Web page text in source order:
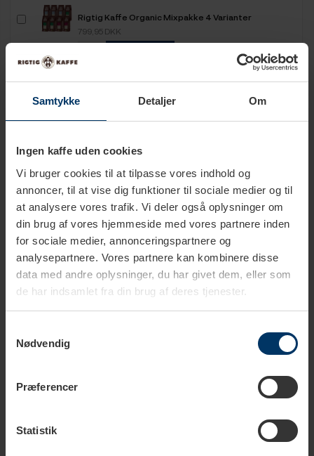
Samtykke Detaljer Om
Ingen kaffe uden cookies
Vi bruger cookies til at tilpasse vores indhold og
annoncer, til at vise dig funktioner til sociale medier og til
at analysere vores trafik. Vi deler også oplysninger om
din brug af vores hjemmeside med vores partnere inden
for sociale medier, annonceringspartnere og
analysepartnere. Vores partnere kan kombinere disse
data med andre oplysninger, du har givet dem, eller som
de har indsamlet fra din brug af deres tjenester.
Nødvendig
Præferencer
Statistik
Rigtig Kaffe Organic Mixpakke 4 Varianter
799,95 DKK
Rigtig Kaffe Mixpakke 2,2kg Hele kaffebønner
Tilføj til kurv
Rigtig Kaffe Mixpakke 2,5kg Hele kaffebønner
649,95 DKK
Tilføj til kurv